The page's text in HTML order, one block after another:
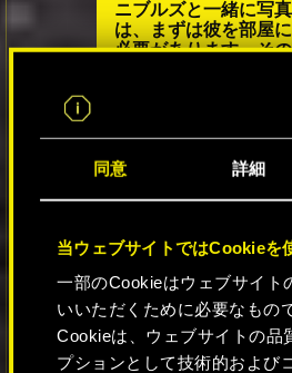
同意 詳細
当ウェブサイトではCookieを
一部のCookieはウェブサイト
いいただくために必要なもの
Cookieは、ウェブサイトの品
プションとして技術的および
ニブルズと一緒に写
は、まずは彼を部屋
必要があります。そ
ルズを選択すれば、
界はいま、猫の写真